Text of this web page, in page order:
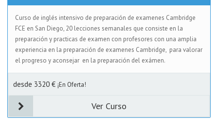
Curso de inglés intensivo de preparación de examenes Cambridge
FCE en San Diego, 20 lecciones semanales que consiste en la
preparación y practicas de examen con profesores con una amplia
experiencia en la preparación de examenes Cambridge, para valorar
el progreso y aconsejar en la preparación del exámen.
desde 3320 € ¡En Oferta!
Ver Curso